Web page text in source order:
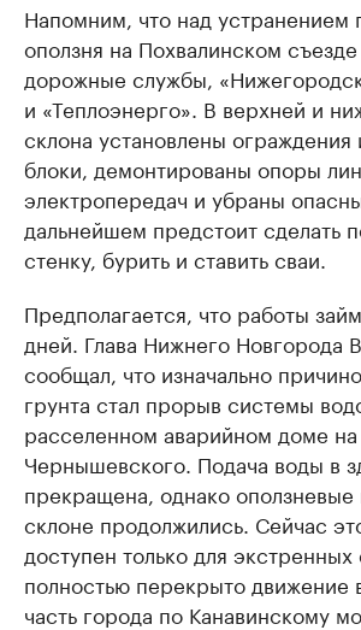
Напомним, что над устранением
оползня на Похвалинском съезде
дорожные службы,
и «Теплоэнерго». В верхней и
склона установлены
блоки, демонтированы опоры
электропередач и убраны
дальнейшем предстоит сделать
стенку, бурить и ставить сваи.
Предполагается, что работы
дней. Глава Нижнего Новгорода
сообщал, что изначально
грунта стал прорыв системы
расселенном аварийном доме на
Чернышевского. Подача воды в
прекращена, однако
склоне продолжились. Сейчас
доступен только для
полностью перекрыто движение
часть города по Канавинскому